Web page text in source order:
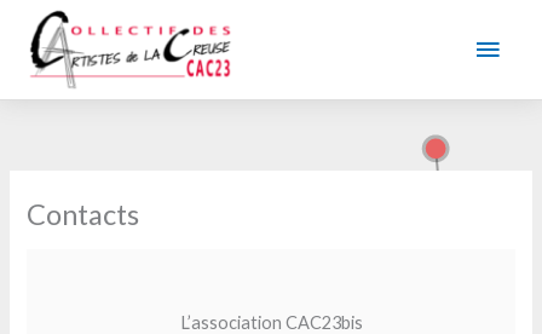
contenu
Contacts
L’association CAC23bis